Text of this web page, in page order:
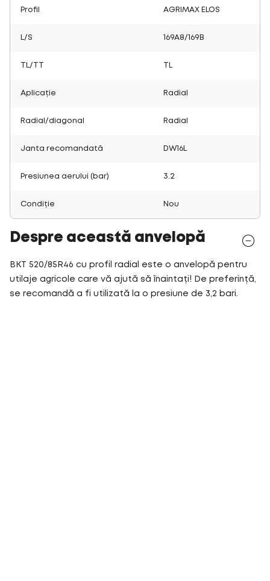
Profil AGRIMAX ELOS
L/S 169A8/169B
TL/TT
Aplicație Radial
Radial/diagonal Radial
Janta recomandată DW16L
Presiunea aerului (bar) 3.2
Condiție Nou
Despre această anvelopă
BKT 520/85R46 cu profil radial este o anvelopă pentru
utilaje agricole care vă ajută să înaintați! De preferință,
se recomandă a fi utilizată la o presiune de 3,2 bari.